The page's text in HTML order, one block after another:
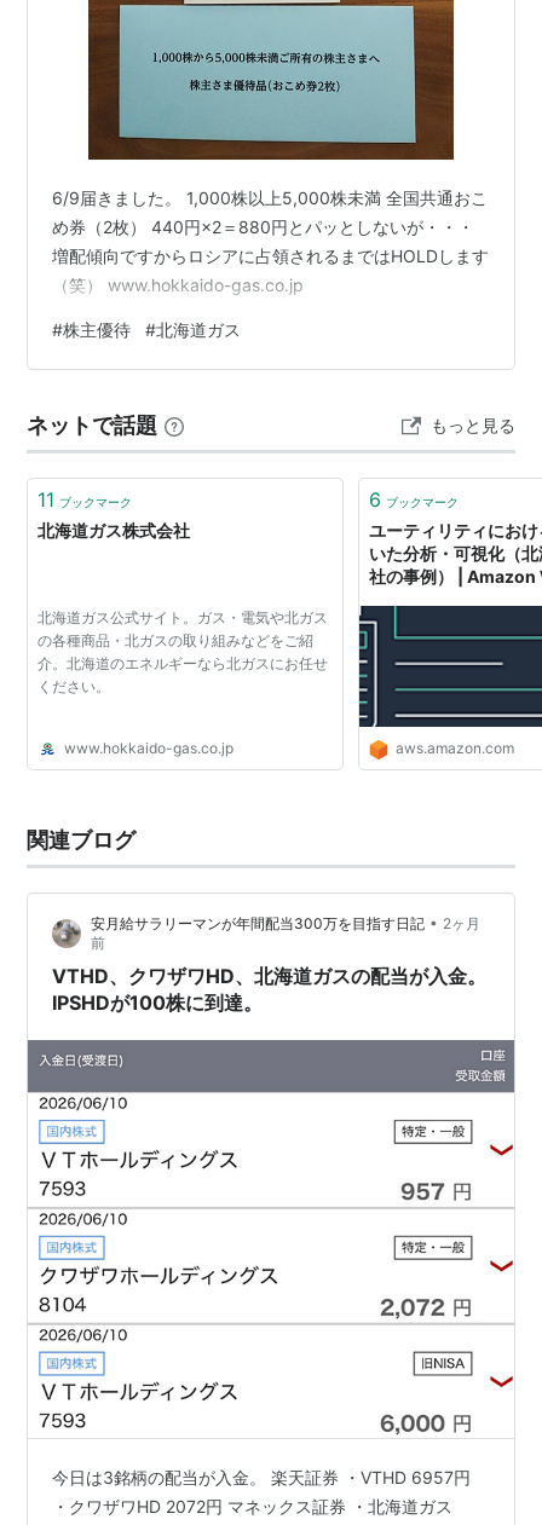
6/9届きました。 1,000株以上5,000株未満 全国共通おこ
め券（2枚） 440円×2＝880円とパッとしないが・・・
増配傾向ですからロシアに占領されるまではHOLDします
（笑） www.hokkaido-gas.co.jp
#株主優待 #北海道ガス
ネットで話題 もっと見る
11 ブックマーク
北海道ガス株式会社
北海道ガス公式サイト。ガス・電気や北ガス
の各種商品・北ガスの取り組みなどをご紹
介。北海道のエネルギーなら北ガスにお任せ
ください。
www.hokkaido-gas.co.jp
6 ブックマーク
ユーティリティにお
いた分析・可視化（
社の事例） |
aws.amazon.com
関連ブログ
安月給サラリーマンが年間配当300万を目指す日記 • 2ヶ月
前
VTHD、クワザワHD、北海道ガスの配当が入金。
IPSHDが100株に到達。
今日は3銘柄の配当が入金。 楽天証券 ・VTHD 6957円
・クワザワHD 2072円 マネックス証券 ・北海道ガス